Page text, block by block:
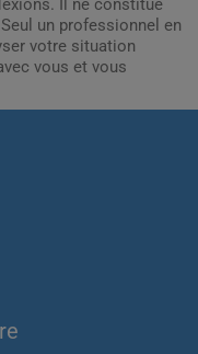
Il ne constitue
un professionnel en
votre situation
vous et vous